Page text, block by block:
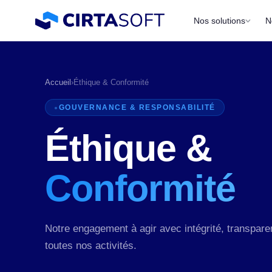
Nos solutions
Accueil ›Éthique & Conformité
GOUVERNANCE & RESPONSABILITÉ
Éthique &
Conformité
Notre engagement à agir avec intégrité,
toutes nos activités.